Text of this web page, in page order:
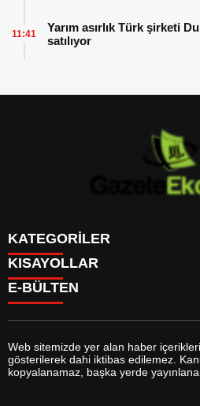
Yarım asırlık Türk şirketi
satılıyor
11:41
KATEGORİLER
GÜNDEM
DÜNYA
SİYASET
MAGAZİN
SAĞLIK
EĞİTİM
YAŞAM
KISAYOLLAR
BURÇLAR
CANLI TV
FİKSTÜR
FİRMA EKLE
FİRMA REHBERİ
E-BÜLTEN
gazeteekonomi.com e-bültenine
Web sitemizde yer alan haber
gösterilerek dahi iktibas edilemez.
kopyalanamaz, başka yerde